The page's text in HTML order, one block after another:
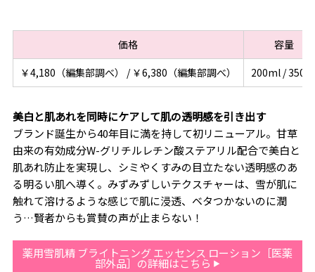
価格
容量
￥4,180（編集部調べ） / ￥6,380（編集部調べ）
200ml /
美白と肌あれを同時にケアして肌の透明感を引き出す
ブランド誕生から40年目に満を持して初リニューアル。甘草
由来の有効成分W-グリチルレチン酸ステアリル配合で美白と
肌あれ防止を実現し、シミやくすみの目立たない透明感のあ
る明るい肌へ導く。みずみずしいテクスチャーは、雪が肌に
触れて溶けるような感じで肌に浸透、ベタつかないのに潤
う…賢者からも賞賛の声が止まらない！
薬用雪肌精 ブライトニング エッセンス ローション［医薬
部外品］の詳細はこちら